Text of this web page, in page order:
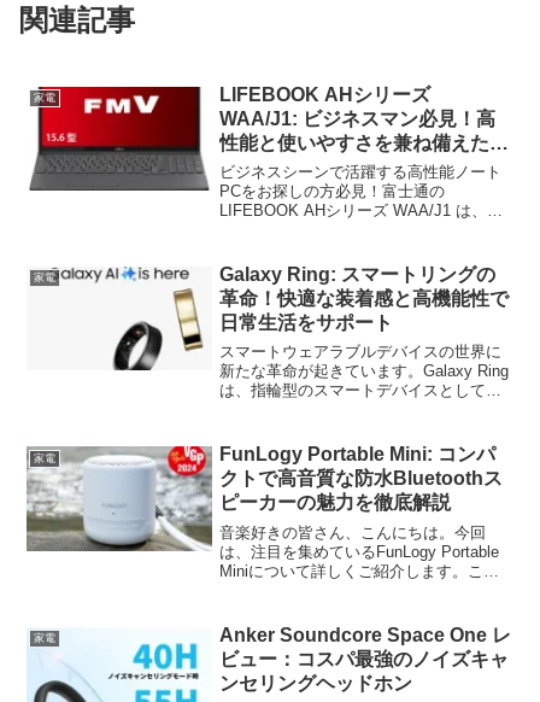
関連記事
家電
LIFEBOOK AHシリーズ
WAA/J1: ビジネスマン必見！高
性能と使いやすさを兼ね備えたコ
スパ最強ノートPC
ビジネスシーンで活躍する高性能ノート
PCをお探しの方必見！富士通の
LIFEBOOK AHシリーズ WAA/J1 は、高
事では、その魅力的な特徴と仕様を詳し
く解説してい...
家電
Galaxy Ring: スマートリングの
革命！快適な装着感と高機能性で
日常生活をサポート
スマートウェアラブルデバイスの世界に
新たな革命が起きています。Galaxy Ring
は、指輪型のスマートデバイスとして注
魅力：快適な装着感と高機能性の融合G...
家電
FunLogy Portable Mini: コンパ
クトで高音質な防水Bluetoothス
ピーカーの魅力を徹底解説
音楽好きの皆さん、こんにちは。今回
は、注目を集めているFunLogy Portable
Miniについて詳しくご紹介します。この
ザーから高い評価を得ています。...
家電
Anker Soundcore Space One レ
ビュー：コスパ最強のノイズキャ
ンセリングヘッドホン